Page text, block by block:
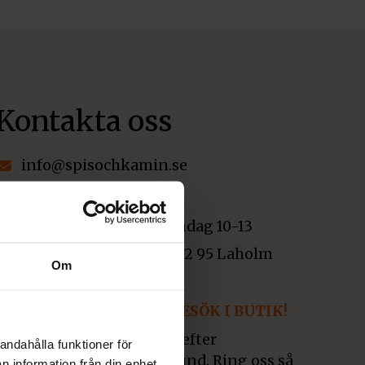
Om
funktioner för
oss
info@spisochkamin.se
Måndag-Fredag 09-17, Söndag 10-13
Värestorpsvägen 16, 312 95 Laholm
VIKTIGT! RING INNAN BESÖK I BUTIK!
i butik sker endast efter
med kund. Ring oss så